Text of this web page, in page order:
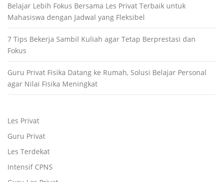
Belajar Lebih Fokus Bersama Les Privat Terbaik untuk
Mahasiswa dengan Jadwal yang Fleksibel
7 Tips Bekerja Sambil Kuliah agar Tetap Berprestasi dan
Fokus
Guru Privat Fisika Datang ke Rumah, Solusi Belajar Personal
agar Nilai Fisika Meningkat
Les Privat
Guru Privat
Les Terdekat
Intensif CPNS